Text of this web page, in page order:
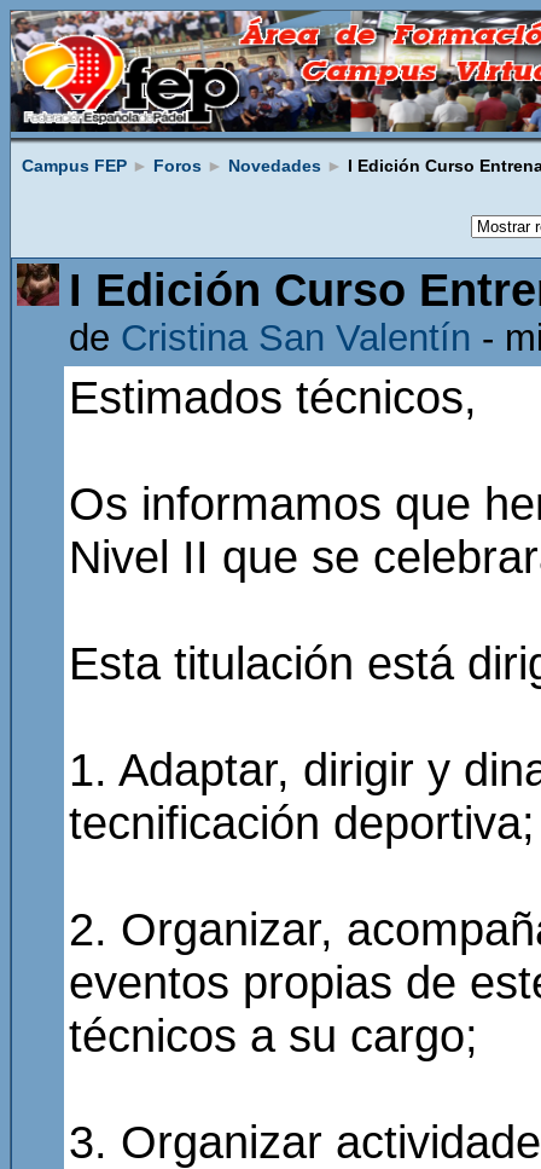
Campus FEP ► Foros ► Novedades ► I Edición Curso
I Edición Curso
de Cristina San Valentín -
Estimados técnicos,
Os informamos que
Nivel II que se
Esta titulación está
1. Adaptar, dirigir y
tecnificación deportiva;
2. Organizar,
eventos propias de
técnicos a su cargo;
3. Organizar